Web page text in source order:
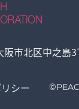
市北区中之島3
シー ©